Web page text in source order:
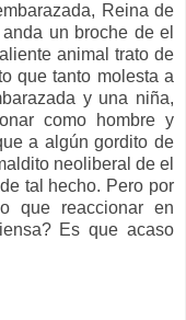
Reina de
un broche de el
animal trato de
que tanto molesta a
y una niña,
como hombre y
a algún gordito de
neoliberal de el
tal hecho. Pero por
que reaccionar en
Es que acaso